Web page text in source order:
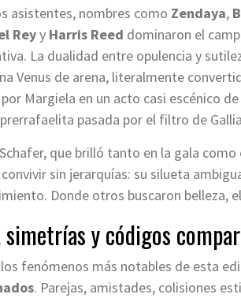
asistentes, nombres como Zendaya,
Reyy Harris Reed dominaron el
La dualidad entre opulencia y
Venus de arena, literalmente
Margiela en un acto casi escénico
pasada por el filtro de
que brilló tanto en la gala
sin jerarquías: su silueta
Donde otros buscaron belleza,
simetrías y códigos
fenómenos más notables de esta
. Parejas, amistades, colisiones